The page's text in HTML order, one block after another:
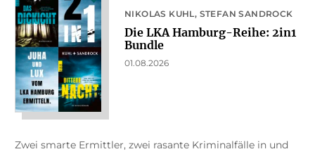
NIKOLAS KUHL STEFAN SANDROCK
Die LKA Hamburg-Reihe: 2in1
Bundle
01.08.2026
Zwei smarte Ermittler, zwei rasante Kriminalfälle in und